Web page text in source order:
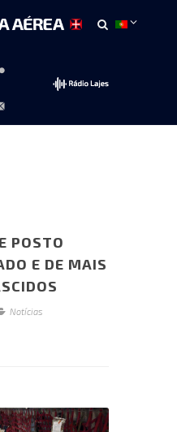
POSTO
E DE MAIS
Notícias